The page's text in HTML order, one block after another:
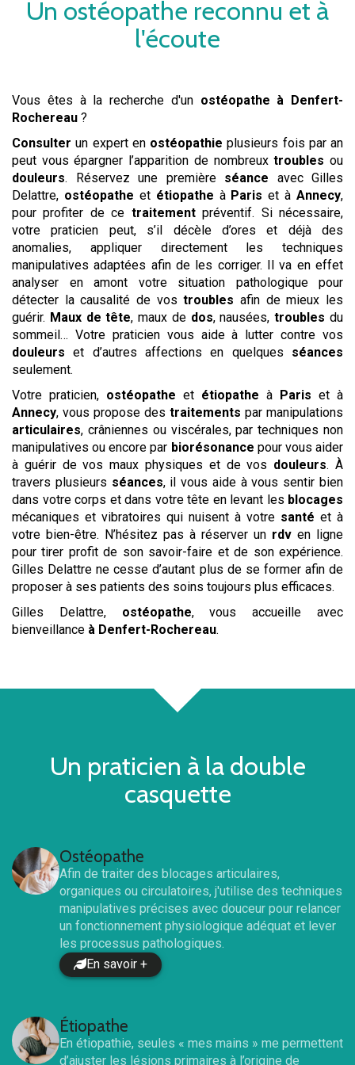
Un ostéopathe reconnu et à
l'écoute
Vous êtes à la recherche d'un ostéopathe à Denfert-
Rochereau ?
Consulter un expert en ostéopathie plusieurs fois par an
peut vous épargner l’apparition de nombreuxtroubles ou
douleurs. Réservez une première séance avec Gilles
Delattre, ostéopathe et étiopathe à Paris et à Annecy,
pour profiter de ce traitementpréventif. Si nécessaire,
votre praticien peut, s’il décèle d’ores et déjà des
anomalies, appliquer directement les techniques
manipulatives adaptées afin de les corriger. Il va en effet
analyser en amont votre situation pathologique pour
détecter la causalité de vostroubles afin de mieux les
guérir. Maux de tête, maux de dos, nausées,troubles du
sommeil… Votre praticien vous aide à lutter contre vos
douleurs et d’autres affections en quelques séances
seulement.
Votre praticien, ostéopathe et étiopathe à Paris et à
Annecy, vous propose des traitements par manipulations
articulaires, crâniennes ou viscérales, par techniques non
manipulatives ou encore par biorésonance pour vous aider
à guérir de vos maux physiques et de vos douleurs. À
travers plusieurs séances, il vous aide à vous sentir bien
dans votre corps et dans votre tête en levant les blocages
mécaniques et vibratoires qui nuisent à votre santé et à
votre bien-être. N’hésitez pas à réserver un rdv en ligne
pour tirer profit de son savoir-faire et de son expérience.
Gilles Delattre ne cesse d’autant plus de se former afin de
proposer à ses patients des soins toujours plus efficaces.
Gilles Delattre, ostéopathe, vous accueille avec
bienveillance à Denfert-Rochereau.
Un praticien à la double
casquette
Ostéopathe
Afin de traiter des blocages articulaires,
organiques ou circulatoires, j'utilise des techniques
manipulatives précises avec douceur pour relancer
un fonctionnement physiologique adéquat et lever
les processus pathologiques.
En savoir +
Étiopathe
En étiopathie, seules « mes mains » me permettent
d’ajuster les lésions primaires à l’origine de